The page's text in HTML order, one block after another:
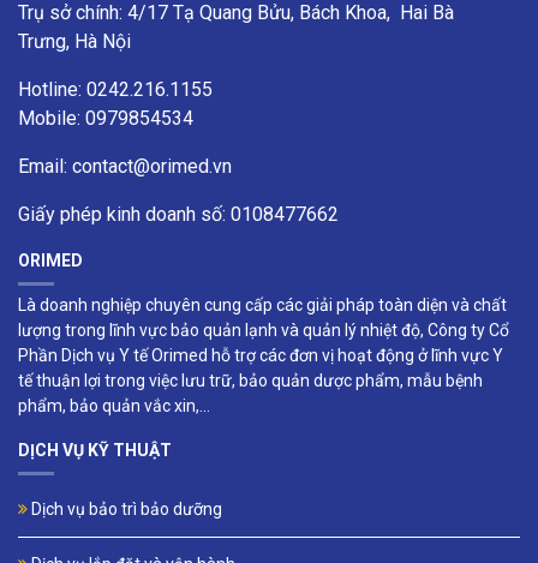
Trụ sở chính: 4/17 Tạ Quang Bửu, Bách Khoa, Hai Bà
Trưng, Hà Nội
Hotline: 0242.216.1155
Mobile: 0979854534
Email: contact@orimed.vn
Giấy phép kinh doanh số: 0108477662
ORIMED
Là doanh nghiệp chuyên cung cấp các giải pháp toàn diện và chất
lượng trong lĩnh vực bảo quản lạnh và quản lý nhiệt độ, Công ty Cổ
Phần Dịch vụ Y tế Orimed hỗ trợ các đơn vị hoạt động ở lĩnh vực Y
tế thuận lợi trong việc lưu trữ, bảo quản dược phẩm, mẫu bệnh
phẩm, bảo quản vắc xin,...
DỊCH VỤ KỸ THUẬT
Dịch vụ bảo trì bảo dưỡng